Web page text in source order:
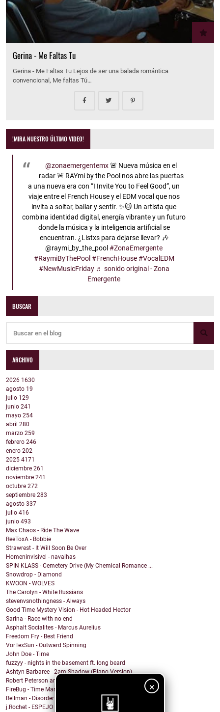
×
Gerina - Me Faltas Tu
Gerina - Me Faltas Tu Lejos de ser una balada romántica
convencional, Me faltas Tú…
!MIRA NUESTRO ÚLTIMO VIDEO!
@zonaemergentemx🚨 Nueva música en el
radar 🚨 RAYmi by the Pool nos abre las puertas
a una nueva era con “I Invite You to Feel Good”, un
viaje entre el French House y el EDM vocal que nos
invita a soltar, bailar y sentir. ✨🐱 Un artista que
combina identidad digital, energía vibrante y un futuro
donde la música y la inteligencia artificial se
encuentran. ¿Listxs para dejarse llevar? 🎶
@raymi_by_the_pool#ZonaEmergente
#RaymiByThePool #FrenchHouse #VocalEDM
#NewMusicFriday ♬ sonido original - Zona
Emergente
BUSCAR
ARCHIVO
2026 1630
agosto 19
julio 129
junio 241
mayo 254
abril 280
marzo 259
febrero 246
enero 202
2025 4171
diciembre 261
noviembre 241
octubre 272
septiembre 283
agosto 337
julio 416
junio 493
Max Chaos - Ride The Wave
ReeToxA - Bobbie
Strawrest - It Will Soon Be Over
Homeninvisivel - navalhas
SPIN KLASS - Cemetery Drive (My Chemical Romance ...
Snowdrop - Diamond
KWOON - WOLVES
The Carolyn - White Russians
stevenvsnothingness - Always
Good Time Mystery Vision - Hot Headed Hector
Sarina - Race with no end
Asphalt Socialites - Marcus Aurelius
Freedom Fry - Best Friend
VorTexSun - Outward Spinning
John Doe - Time
fuzzyy - nights in the basement ft. long beard
Ashtyn Barbaree - 2am Shadow (Piano Version)
Robert Peterson and The Crusade - Of All The World
FireBug - Time Marches On
Bellman - Disorder
j.Rochet - ESPEJO